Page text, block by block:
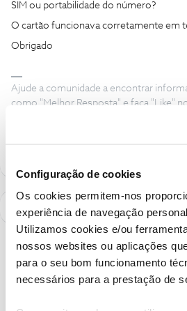
Configuração de cookies
Os cookies permitem-nos
experiência de navegação
Utilizamos cookies e/ou
nossos websites ou aplicações
para o seu bom funcionamento
necessários para a prestação de
SIM ou portabilidade do número?
O cartão funcionava corretamente em
Obrigado
Ajude a comunidade a encontrar
como "Melhor Resposta" e faça "Like"
Siga os perfis da moderação, através